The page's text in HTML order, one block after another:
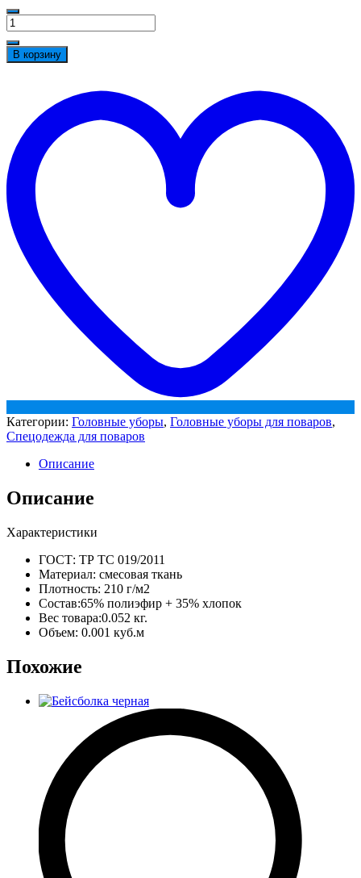
Количество
товара
Кепи
Эйч-
белая
В корзину
Категории: Головные уборы, Головные уборы для поваров,
Спецодежда для поваров
Описание
Описание
Характеристики
ГОСТ: ТР ТС 019/2011
Материал: смесовая ткань
Плотность: 210 г/м2
Состав:65% полиэфир + 35% хлопок
Вес товара:0.052 кг.
Объем: 0.001 куб.м
Похожие